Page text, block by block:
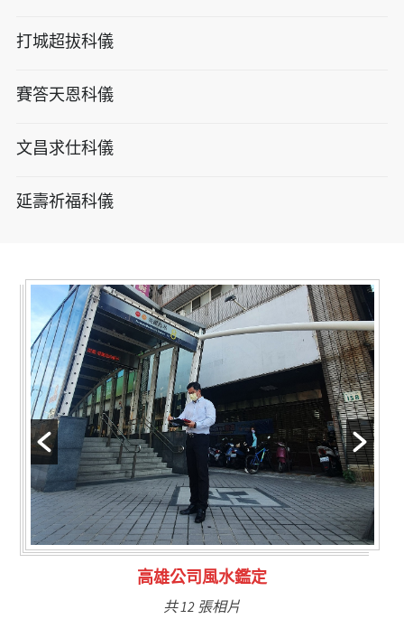
打城超拔科儀
賽答天恩科儀
文昌求仕科儀
延壽祈福科儀
林氏福主量子生基造命
共 6 張相片